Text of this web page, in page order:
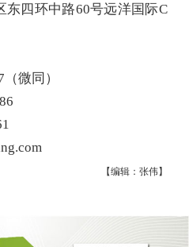
四环中路60号远洋国际C
微同）
【编辑：张伟】